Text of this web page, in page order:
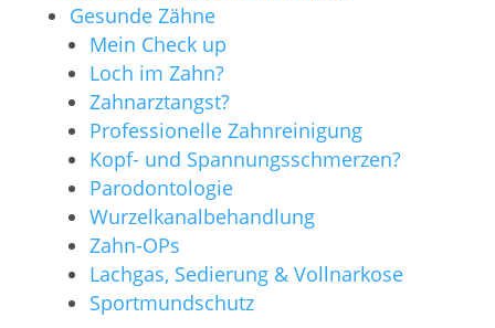
Gesunde Zähne
Mein Check up
Loch im Zahn?
Zahnarztangst?
Professionelle Zahnreinigung
Kopf- und Spannungsschmerzen?
Parodontologie
Wurzelkanalbehandlung
Zahn-OPs
Lachgas, Sedierung & Vollnarkose
Sportmundschutz